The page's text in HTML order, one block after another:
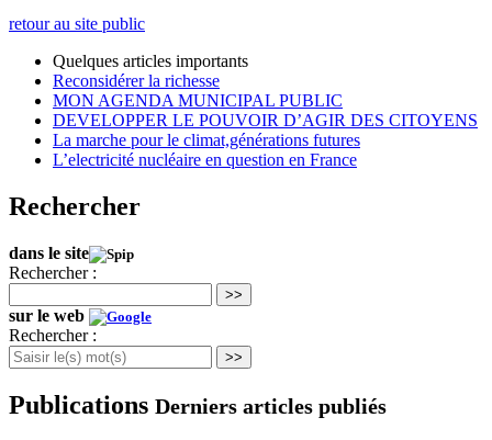
retour au site public
Quelques articles importants
Reconsidérer la richesse
MON AGENDA MUNICIPAL PUBLIC
DEVELOPPER LE POUVOIR D’AGIR DES CITOYENS
La marche pour le climat,générations futures
L’electricité nucléaire en question en France
Rechercher
dans le site
Rechercher :
>>
sur le web
Rechercher :
>>
Publications Derniers articles publiés